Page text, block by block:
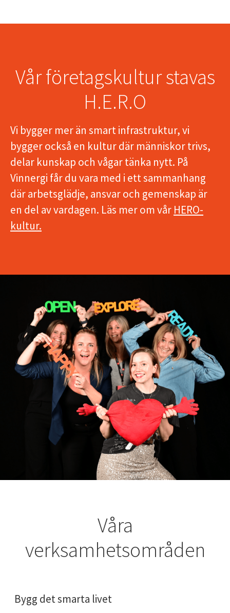
Vår företagskultur stavas
H.E.R.O
Vi bygger mer än smart infrastruktur, vi
bygger också en kultur där människor trivs,
delar kunskap och vågar tänka nytt. På
Vinnergi får du vara med i ett sammanhang
där arbetsglädje, ansvar och gemenskap är
en del av vardagen. Läs mer om vår HERO-
kultur.
Våra
verksamhetsområden
Bygg det smarta livet